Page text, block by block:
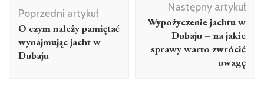
wpisu
Poprzedni artykuł
O czym należy pamiętać
wynajmując jacht w
Dubaju
Następny artykuł
Wypożyczenie jachtu w
Dubaju – na jakie
sprawy warto zwrócić
uwagę